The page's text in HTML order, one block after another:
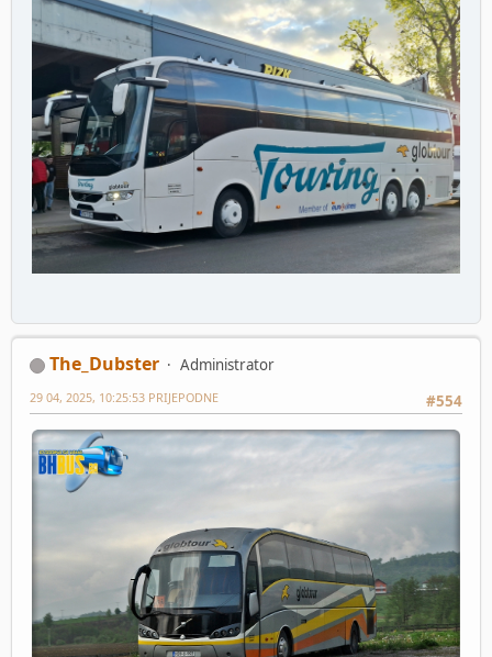
The_Dubster
Administrator
#554
29 04, 2025, 10:25:53 PRIJEPODNE